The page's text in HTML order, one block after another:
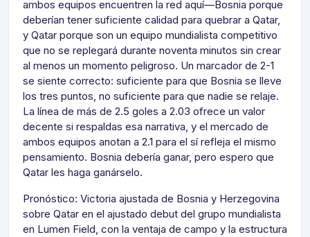
ambos equipos encuentren la red aquí—Bosnia porque
deberían tener suficiente calidad para quebrar a Qatar,
y Qatar porque son un equipo mundialista competitivo
que no se replegará durante noventa minutos sin crear
al menos un momento peligroso. Un marcador de 2-1
se siente correcto: suficiente para que Bosnia se lleve
los tres puntos, no suficiente para que nadie se relaje.
La línea de más de 2.5 goles a 2.03 ofrece un valor
decente si respaldas esa narrativa, y el mercado de
ambos equipos anotan a 2.1 para el sí refleja el mismo
pensamiento. Bosnia debería ganar, pero espero que
Qatar les haga ganárselo.
Pronóstico: Victoria ajustada de Bosnia y Herzegovina
sobre Qatar en el ajustado debut del grupo mundialista
en Lumen Field, con la ventaja de campo y la estructura